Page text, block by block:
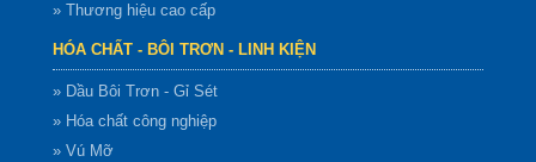
» Thương hiệu cao cấp
HÓA CHẤT - BÔI TRƠN - LINH KIỆN
» Dầu Bôi Trơn - Gỉ Sét
» Hóa chất công nghiệp
» Vú Mỡ